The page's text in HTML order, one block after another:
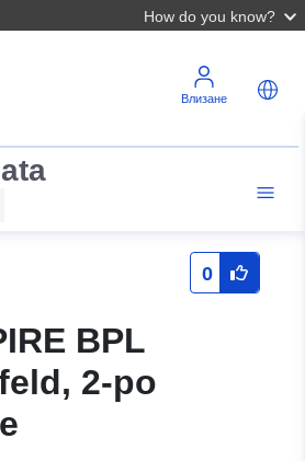
How do you know?
Влизане
0
BPL
2-ро